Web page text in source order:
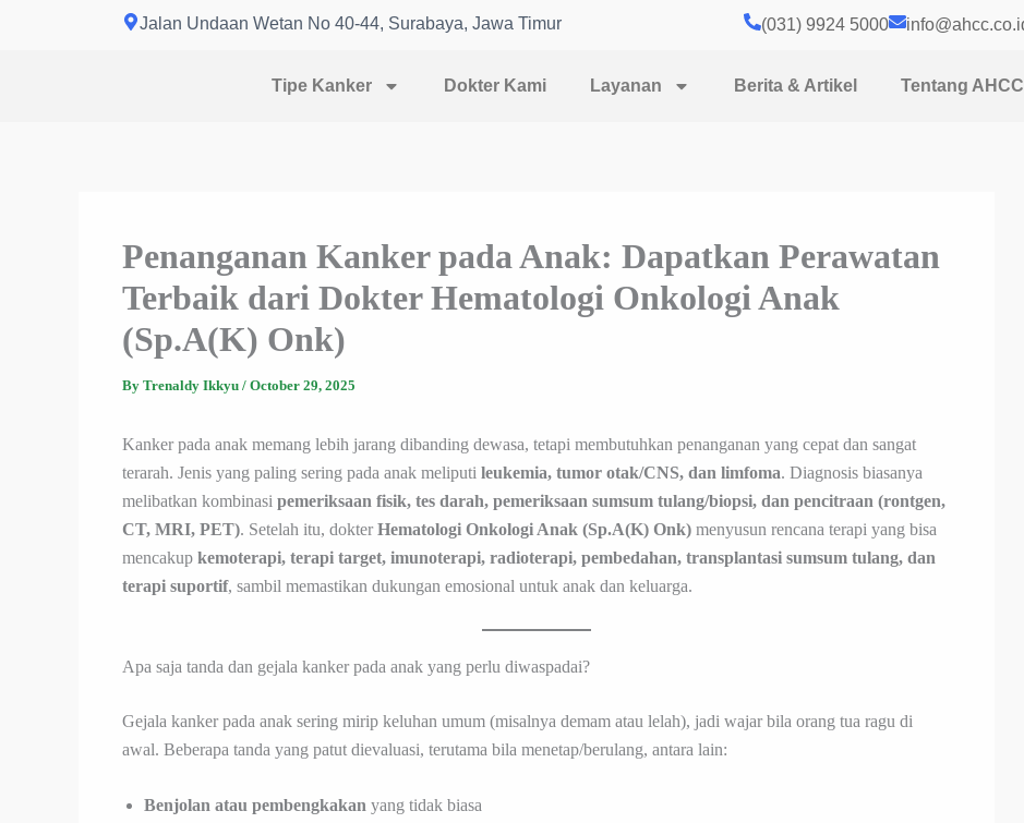
Jalan Undaan Wetan No 40-44, Surabaya, Jawa Timur (031) 9924 5000
Tipe Kanker Dokter Kami Layanan Berita & Artikel Tentang AHCC
Penanganan Kanker pada Anak: Dapatkan Perawatan
Terbaik dari Dokter Hematologi Onkologi Anak
(Sp.A(K) Onk)
By Trenaldy Ikkyu / October 29, 2025
Kanker pada anak memang lebih jarang dibanding dewasa, tetapi membutuhkan penanganan yang cepat dan sangat
terarah. Jenis yang paling sering pada anak meliputi leukemia, tumor otak/CNS, dan limfoma. Diagnosis biasanya
melibatkan kombinasi pemeriksaan fisik, tes darah, pemeriksaan sumsum tulang/biopsi, dan pencitraan (rontgen,
CT, MRI, PET). Setelah itu, dokter Hematologi Onkologi Anak (Sp.A(K) Onk) menyusun rencana terapi yang bisa
mencakup kemoterapi, terapi target, imunoterapi, radioterapi, pembedahan, transplantasi sumsum tulang, dan
terapi suportif, sambil memastikan dukungan emosional untuk anak dan keluarga.
Apa saja tanda dan gejala kanker pada anak yang perlu diwaspadai?
Gejala kanker pada anak sering mirip keluhan umum (misalnya demam atau lelah), jadi wajar bila orang tua ragu di
awal. Beberapa tanda yang patut dievaluasi, terutama bila menetap/berulang, antara lain:
Benjolan atau pembengkakan yang tidak biasa